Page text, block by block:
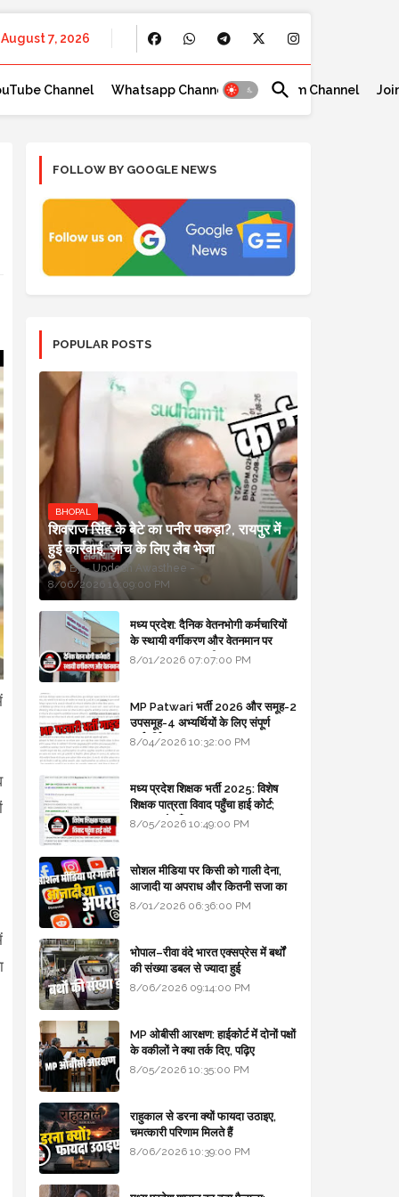
August 7, 2026
Channel Whatsapp Channel Telegram Channel
FOLLOW BY GOOGLE NEWS
POPULAR POSTS
BHOPAL
शिवराज सिंह के बेटे का पनीर पकड़ा?, रायपुर में
हुई कार्रवाई, जांच के लिए लैब भेजा
Updesh Awasthee
8/06/2026 10:09:00 PM
मध्य प्रदेश: दैनिक वेतनभोगी कर्मचारियों
के स्थायी वर्गीकरण और वेतनमान पर
सरकार का बड़ा स्पष्टीकरण
8/01/2026 07:07:00 PM
MP Patwari भर्ती 2026 और समूह-2
उपसमूह-4 अभ्यर्थियों के लिए संपूर्ण
मार्गदर्शिका
8/04/2026 10:32:00 PM
मध्य प्रदेश शिक्षक भर्ती 2025: विशेष
शिक्षक पात्रता विवाद पहुँचा हाई कोर्ट;
सरकार से माँगा जवाब
8/05/2026 10:49:00 PM
सोशल मीडिया पर किसी को गाली देना,
आजादी या अपराध और कितनी सजा का
प्रावधान - free legal advice
8/01/2026 06:36:00 PM
भोपाल–रीवा वंदे भारत एक्सप्रेस में बर्थों
की संख्या डबल से ज्यादा हुई
8/06/2026 09:14:00 PM
MP ओबीसी आरक्षण: हाईकोर्ट में दोनों पक्षों
के वकीलों ने क्या तर्क दिए, पढ़िए
8/05/2026 10:35:00 PM
राहुकाल से डरना क्यों फायदा उठाइए,
चमत्कारी परिणाम मिलते हैं
8/06/2026 10:39:00 PM